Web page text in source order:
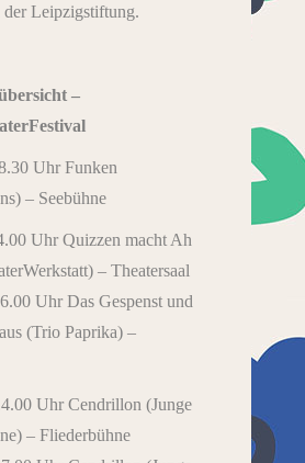
Leipzigstiftung.
–
Uhr Funken
– Seebühne
Uhr Quizzen macht Ah
– Theatersaal
Uhr Das Gespenst und
(Trio Paprika) –
Uhr Cendrillon (Junge
– Fliederbühne